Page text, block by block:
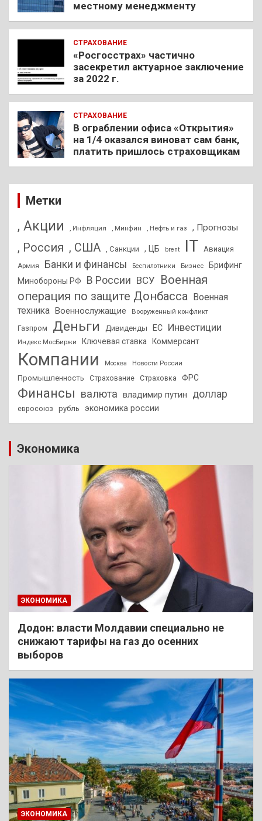
местному менеджменту
СТРАХОВАНИЕ
«Росгосстрах» частично
засекретил актуарное заключение
за 2022 г.
СТРАХОВАНИЕ
В ограблении офиса «Открытия»
на 1/4 оказался виноват сам банк,
платить пришлось страховщикам
Метки
, Акции , Инфляция , Минфин , Нефть и газ , Прогнозы
, Россия , США , Санкции , ЦБ brent IT Авиация
Армия Банки и финансы Беспилотники Бизнес
Брифинг
Минобороны РФ
В России ВСУ Военная
операция по защите Донбасса
Военная
техника
Военнослужащие Вооруженный конфликт
Газпром Деньги Дивиденды ЕС Инвестиции
Индекс МосБиржи Ключевая ставка Коммерсант
Компании Москва Новости России
Промышленность Страхование Страховка ФРС
Финансы валюта владимир путин доллар
евросоюз рубль экономика россии
Экономика
ЭКОНОМИКА
Додон: власти Молдавии специально не
снижают тарифы на газ до осенних
выборов
ЭКОНОМИКА